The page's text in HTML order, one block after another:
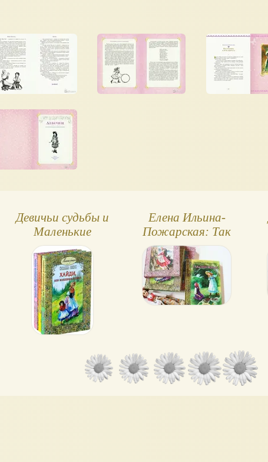
Девичьи судьбы и
Маленькие
женщины - серии
книг для девочек
Елена Ильина-
Пожарская: Так
они жили